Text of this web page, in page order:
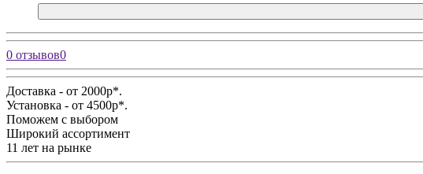
0 отзывов0
Доставка - от 2000р*.
Установка - от 4500р*.
Поможем с выбором
Широкий ассортимент
11 лет на рынке